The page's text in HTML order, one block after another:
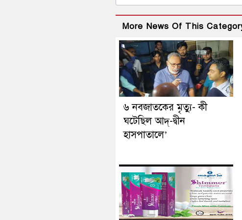
More News Of This
৬ নবজাতকের মৃত্যু- কী
ঘটেছিল আদ্‌-দ্বীন
হাসপাতালে’